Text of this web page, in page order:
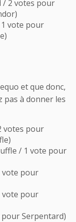
/ 2 votes pour
vote pour
et que donc,
pas à donner les
votes pour
/ 1 vote pour
vote pour
vote pour
Serpentard)